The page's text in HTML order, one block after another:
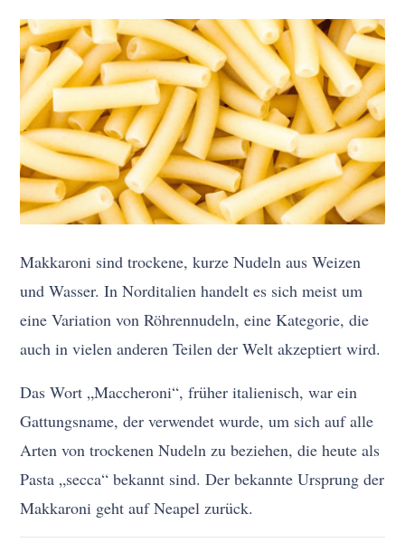
Makkaroni sind trockene, kurze Nudeln aus Weizen
und Wasser. In Norditalien handelt es sich meist um
eine Variation von Röhrennudeln, eine Kategorie, die
auch in vielen anderen Teilen der Welt akzeptiert wird.
Das Wort „Maccheroni“, früher italienisch, war ein
Gattungsname, der verwendet wurde, um sich auf alle
Arten von trockenen Nudeln zu beziehen, die heute als
Pasta „secca“ bekannt sind. Der bekannte Ursprung der
Makkaroni geht auf Neapel zurück.